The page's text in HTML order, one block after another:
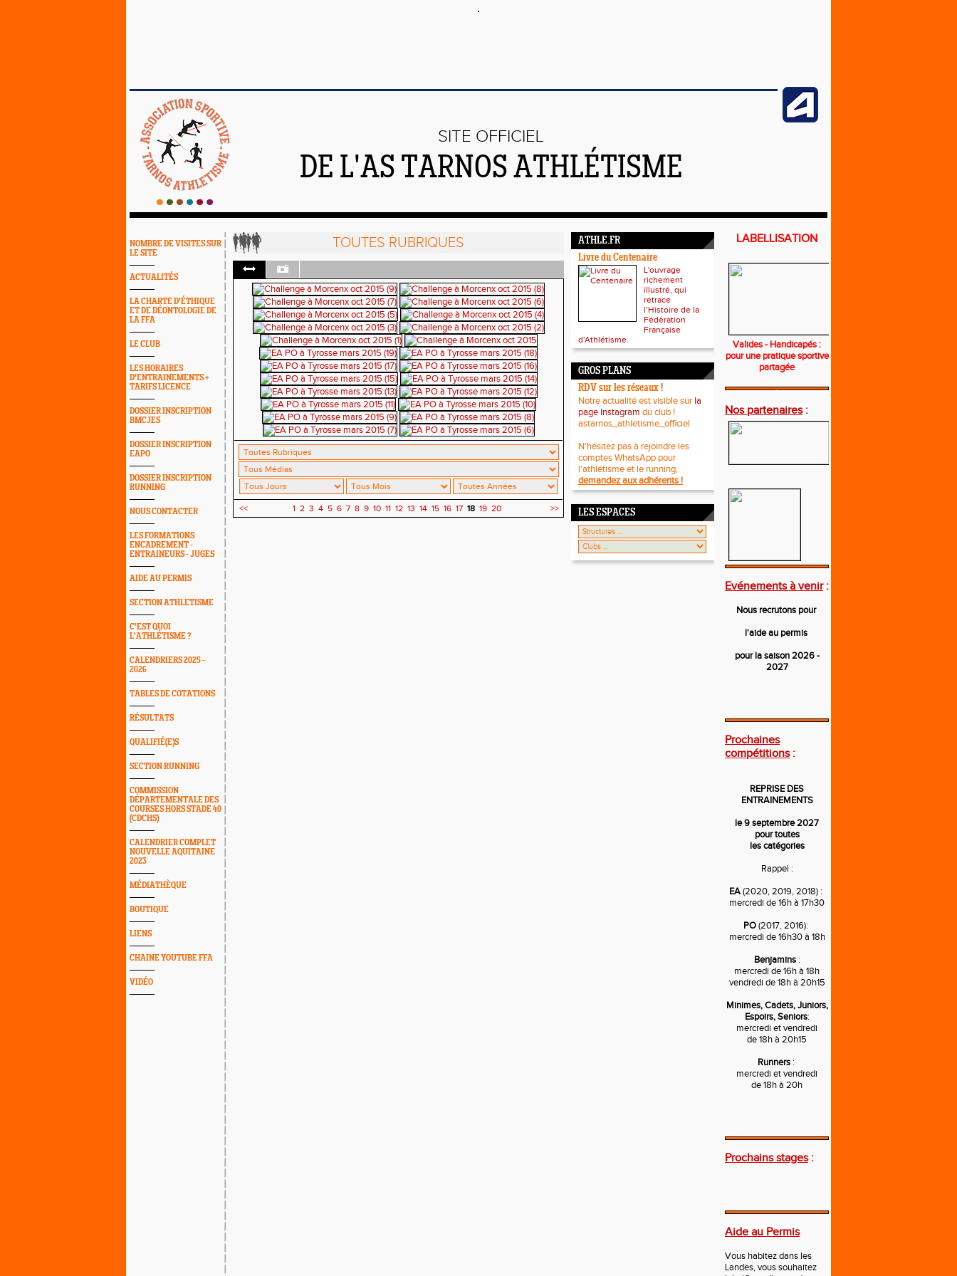
SITE OFFICIEL
DE L'AS TARNOS ATHLÉTISME
NOMBRE DE VISITES SUR
LE SITE
ACTUALITÉS
LA CHARTE D'ÉTHIQUE
ET DE DÉONTOLOGIE DE
LA FFA
LE CLUB
LES HORAIRES
D'ENTRAINEMENTS +
TARIFS LICENCE
DOSSIER INSCRIPTION
BMCJES
DOSSIER INSCRIPTION
EAPO
DOSSIER INSCRIPTION
RUNNING
NOUS CONTACTER
LES FORMATIONS
ENCADREMENT -
ENTRAINEURS - JUGES
AIDE AU PERMIS
SECTION ATHLETISME
C'EST QUOI
L'ATHLÉTISME ?
CALENDRIERS 2025 -
2026
TABLES DE COTATIONS
RÉSULTATS
QUALIFIÉ(E)S
SECTION RUNNING
COMMISSION
DÉPARTEMENTALE DES
COURSES HORS STADE 40
(CDCHS)
CALENDRIER COMPLET
NOUVELLE AQUITAINE
2023
MÉDIATHÈQUE
BOUTIQUE
LIENS
CHAINE YOUTUBE FFA
VIDÉO
TOUTES RUBRIQUES
<< 1 2 3 4 5 6 7 8 9 10 11 12 13 14 15 16 17 18 19 20 >>
ATHLE.FR
Livre du Centenaire
L'ouvrage
richement
illustré, qui
retrace
l’Histoire de la
Fédération
Française
d'Athlétisme.
GROS PLANS
RDV sur les réseaux !
Notre actualité est visible sur la
page Instagram du club !
astarnos_athletisme_officiel
N'hésitez pas à rejoindre les
comptes WhatsApp pour
l'athlétisme et le running,
demandez aux adhérents !
LES ESPACES
LABELLISATION
Valides - Handicapés :
pour une pratique sportive
partagée
Nos partenaires:
Evénements à venir:
Nous recrutons pour
l'aide au permis
pour la saison 2026 -
2027
Prochaines
compétitions:
REPRISE DES
ENTRAINEMENTS
le 9 septembre 2027
pour toutes
les catégories
Rappel :
EA(2020, 2019, 2018) :
mercredi de 16h à 17h30
PO(2017, 2016):
mercredi de 16h30 à 18h
Benjamins:
mercredi de 16h à 18h
vendredi de 18h à 20h15
Minimes, Cadets, Juniors,
Espoirs, Seniors:
mercredi et vendredi
de 18h à 20h15
Runners:
mercredi et vendredi
de 18h à 20h
Prochains stages:
---
Aide au Permis
Vous habitez dans les
Landes, vous souhaitez